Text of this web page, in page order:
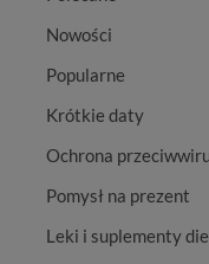
Nowości
Popularne
Krótkie daty
Ochrona
Pomysł na prezent
Leki i suplementy